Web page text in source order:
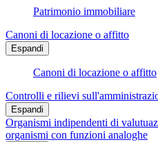
Patrimonio immobiliare
Canoni di locazione o affitto
Espandi
Canoni di locazione o affitto
Controlli e rilievi
Espandi
Organismi indipendenti di
organismi con funzioni analoghe